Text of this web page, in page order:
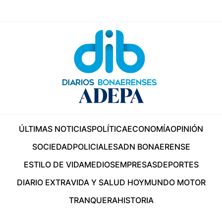
ÚLTIMAS NOTICIASPOLÍTICAECONOMÍAOPINIÓN
SOCIEDADPOLICIALESADN BONAERENSE
ESTILO DE VIDAMEDIOSEMPRESASDEPORTES
DIARIO EXTRAVIDA Y SALUD HOYMUNDO MOTOR
TRANQUERAHISTORIA